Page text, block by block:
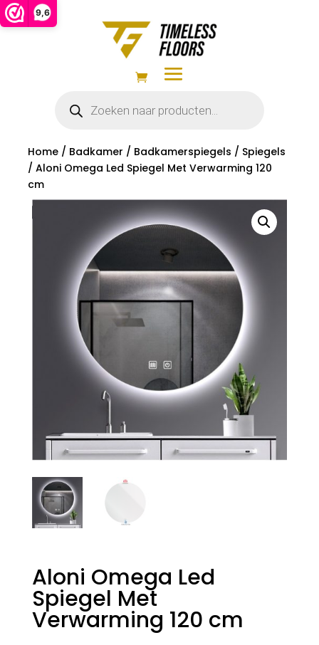
9,6
zoeken
Home/ Badkamer / Badkamerspiegels / Spiegels
/ Aloni Omega Led Spiegel Met Verwarming 120
cm
Aloni Omega Led
Spiegel Met
Verwarming 120 cm